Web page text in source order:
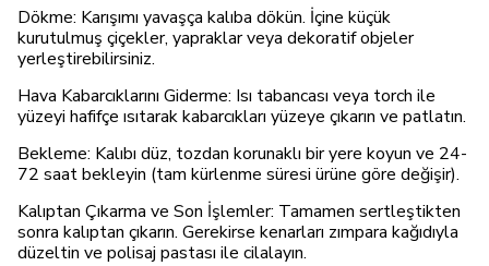
Dökme: Karışımı yavaşça kalıba dökün. İçine küçük
kurutulmuş çiçekler, yapraklar veya dekoratif objeler
yerleştirebilirsiniz.
Hava Kabarcıklarını Giderme: Isı tabancası veya torch ile
yüzeyi hafifçe ısıtarak kabarcıkları yüzeye çıkarın ve patlatın.
Bekleme: Kalıbı düz, tozdan korunaklı bir yere koyun ve 24-
72 saat bekleyin (tam kürlenme süresi ürüne göre değişir).
Kalıptan Çıkarma ve Son İşlemler: Tamamen sertleştikten
sonra kalıptan çıkarın. Gerekirse kenarları zımpara kağıdıyla
düzeltin ve polisaj pastası ile cilalayın.